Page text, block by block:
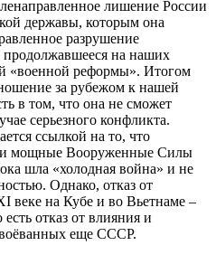
лишение России
державы, которым она
разрушение
продолжавшееся на наших
«военной реформы». Итогом
за рубежом к нашей
в том, что она не сможет
серьезного конфликта.
ссылкой на то, что
и мощные Вооруженные Силы
шла «холодная война» и не
Однако, отказ от
веке на Кубе и во Вьетнаме –
отказ от влияния и
еще СССР.